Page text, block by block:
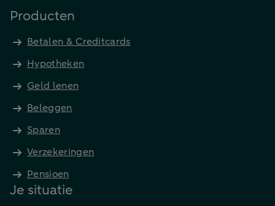
Producten
Betalen & Creditcards
Hypotheken
Geld lenen
Beleggen
Sparen
Verzekeringen
Pensioen
Je situatie